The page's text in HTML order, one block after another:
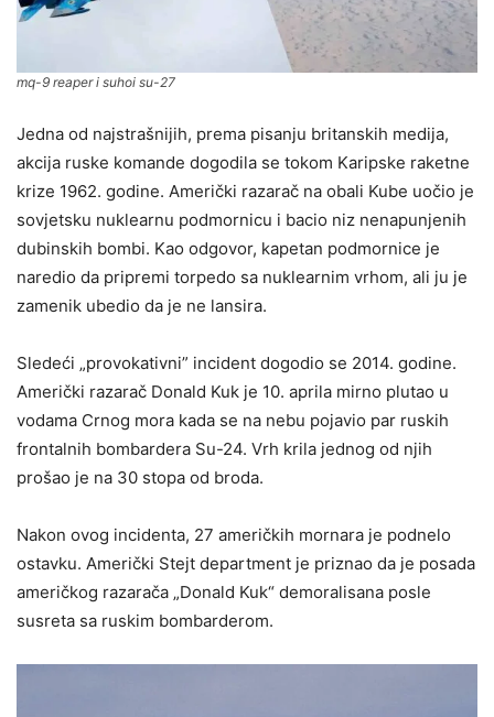
mq-9 reaper i suhoi su-27
Jedna od najstrašnijih, prema pisanju britanskih medija,
akcija ruske komande dogodila se tokom Karipske raketne
krize 1962. godine. Američki razarač na obali Kube uočio je
sovjetsku nuklearnu podmornicu i bacio niz nenapunjenih
dubinskih bombi. Kao odgovor, kapetan podmornice je
naredio da pripremi torpedo sa nuklearnim vrhom, ali ju je
zamenik ubedio da je ne lansira.
Sledeći „provokativni” incident dogodio se 2014. godine.
Američki razarač Donald Kuk je 10. aprila mirno plutao u
vodama Crnog mora kada se na nebu pojavio par ruskih
frontalnih bombardera Su-24. Vrh krila jednog od njih
prošao je na 30 stopa od broda.
Nakon ovog incidenta, 27 američkih mornara je podnelo
ostavku. Američki Stejt department je priznao da je posada
američkog razarača „Donald Kuk“ demoralisana posle
susreta sa ruskim bombarderom.